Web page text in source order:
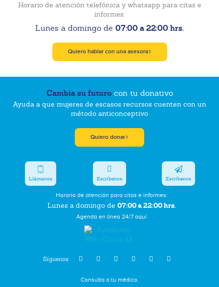
Horario de atención telefónica y whatsapp para citas e
informes:
Lunes a domingo de 07:00 a 22:00 hrs.
Quiero hablar con una asesora
Cambia su futurocon tu donativo
Ayuda a que mujeres de escasos recursos cuenten con un
método anticonceptivo
Quiero donar
Síguenos:
Horario de atención para citas e informes:
Lunes a domingo de 07:00 a 22:00 hrs.
Agenda en línea 24/7 aquí
Llámanos Escríbenos Escríbenos
Consulta a tu médico.